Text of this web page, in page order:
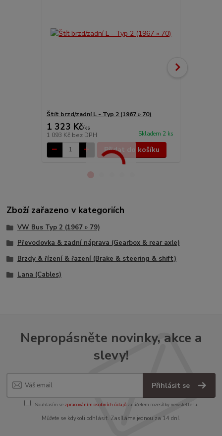
Štít brzd/zadní L - Typ 2 (1967 » 70)
1 323 Kč/ks
1 093 Kč bez DPH Skladem 2 ks
Přidat do košíku
Zboží zařazeno v kategoriích
VW Bus Typ 2 (1967 » 79)
Převodovka & zadní náprava (Gearbox & rear axle)
Brzdy & řízení & řazení (Brake & steering & shift)
Lana (Cables)
Nepropásněte novinky, akce a
slevy!
Přihlásit se
Souhlasím se zpracováním osobních údajůza účelem rozesílky newsletteru.
Můžete se kdykoli odhlásit. Zasíláme jednou za 14 dní.